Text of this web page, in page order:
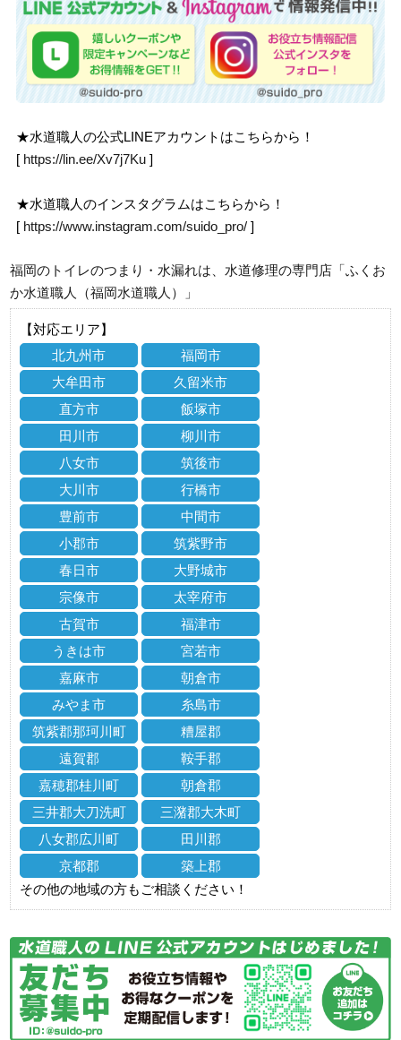
★水道職人の公式LINEアカウントはこちらから！
[ https://lin.ee/Xv7j7Ku ]
★水道職人のインスタグラムはこちらから！
[ https://www.instagram.com/suido_pro/ ]
福岡のトイレのつまり・水漏れは、水道修理の専門店「ふくお
か水道職人（福岡水道職人）」
【対応エリア】
北九州市
福岡市
大牟田市
久留米市
直方市
飯塚市
田川市
柳川市
八女市
筑後市
大川市
行橋市
豊前市
中間市
小郡市
筑紫野市
春日市
大野城市
宗像市
太宰府市
古賀市
福津市
うきは市
宮若市
嘉麻市
朝倉市
みやま市
糸島市
筑紫郡那珂川町
糟屋郡
遠賀郡
鞍手郡
嘉穂郡桂川町
朝倉郡
三井郡大刀洗町
三潴郡大木町
八女郡広川町
田川郡
京都郡
築上郡
その他の地域の方もご相談ください！